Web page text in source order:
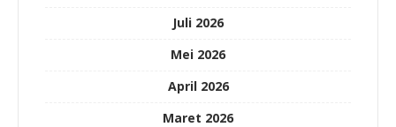
Juli 2026
Mei 2026
April 2026
Maret 2026